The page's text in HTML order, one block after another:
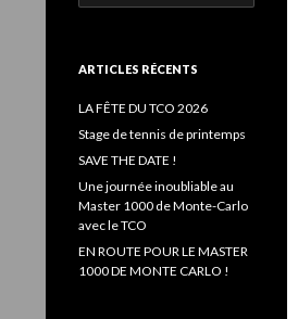
e
e
c
h
r
:
ARTICLES RÉCENTS
LA FÊTE DU TCO 2026
Stage de tennis de printemps
SAVE THE DATE !
Une journée inoubliable au
Master 1000 de Monte-Carlo
avec le TCO
EN ROUTE POUR LE MASTER
1000 DE MONTE CARLO !